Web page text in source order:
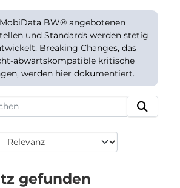
BW® angebotenen
und Standards werden stetig
Breaking Changes, das
abwärtskompatible kritische
werden hier dokumentiert.
gefunden